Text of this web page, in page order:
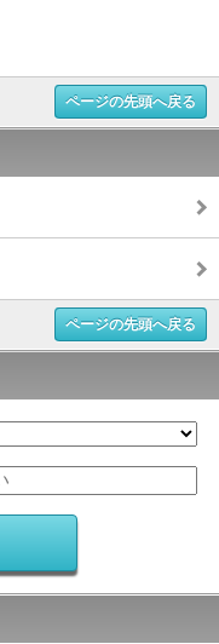
ページの先頭へ戻る
ページの先頭へ戻る